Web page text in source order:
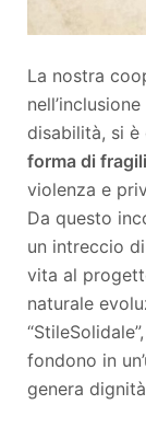
La nostra
disabilità, si
forma di
violenza e
Da questo
un intreccio
vita al
naturale
fondono in
genera